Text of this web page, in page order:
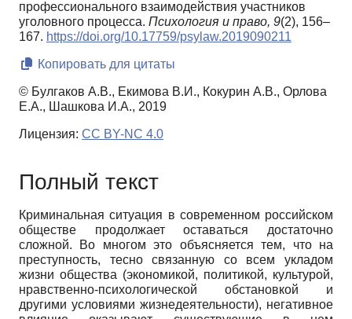
профессионального взаимодействия участников
уголовного процесса. Психология и право, 9(2), 156–
167. https://doi.org/10.17759/psylaw.2019090211
Копировать для цитаты
© Булгаков А.В., Екимова В.И., Кокурин А.В., Орлова
Е.А., Шашкова И.А., 2019
Лицензия: CC BY-NC 4.0
Полный текст
Криминальная ситуация в современном российском
обществе продолжает оставаться достаточно
сложной. Во многом это объясняется тем, что на
преступность, тесно связанную со всем укладом
жизни общества (экономикой, политикой, культурой,
нравственно-психологической обстановкой и
другими условиями жизнедеятельности), негативное